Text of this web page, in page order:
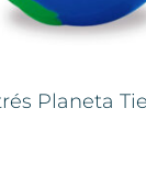
Planeta